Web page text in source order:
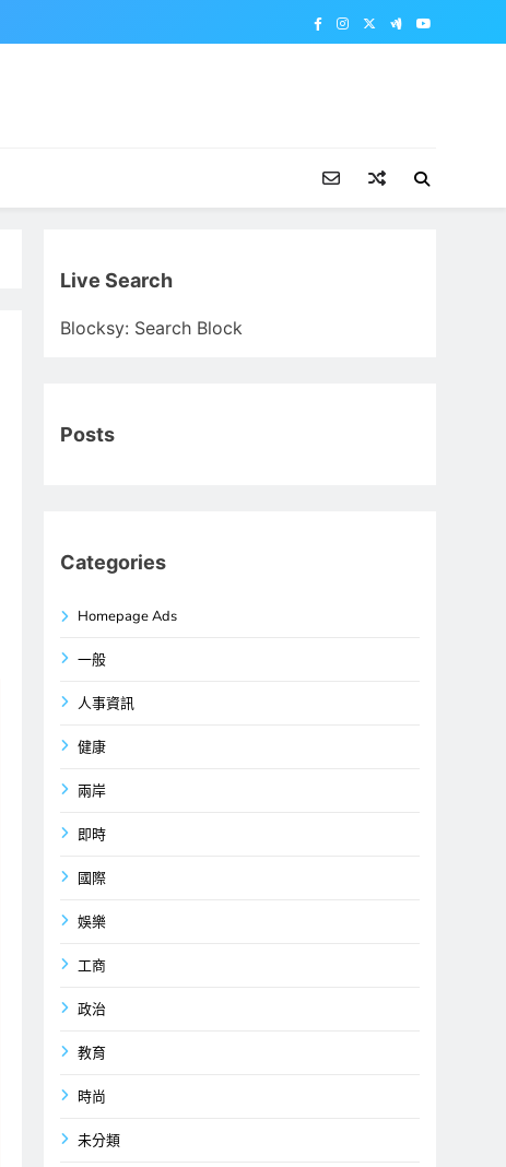
Live Search
Blocksy: Search Block
Posts
Categories
Homepage Ads
一般
人事資訊
健康
兩岸
即時
國際
娛樂
工商
政治
教育
時尚
未分類